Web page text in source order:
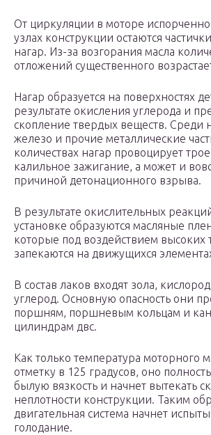
От циркуляции в моторе
узлах конструкции остаются
нагар. Из-за возгорания масла
отложений существенного
Нагар образуется на поверхностях
результате окисления углерода и
скопление твердых веществ. Среди
железо и прочие металлические
количествах нагар провоцирует
калильное зажигание, а может и
причиной детонационного взрыва.
В результате окислительных
установке образуются масляные
которые под воздействием высоких
запекаются на движущихся
В состав лаков входят зола,
углерод. Основную опасность они
поршням, поршневым кольцам и
цилиндрам двс.
Как только температура моторного
отметку в 125 градусов, оно
былую вязкость и начнет вытекать
неплотности конструкции. Таким
двигательная система начнет
голодание.